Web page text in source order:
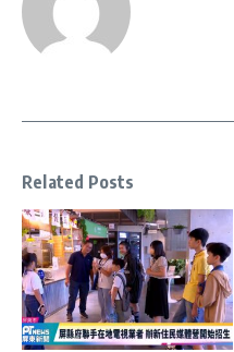
Related Posts